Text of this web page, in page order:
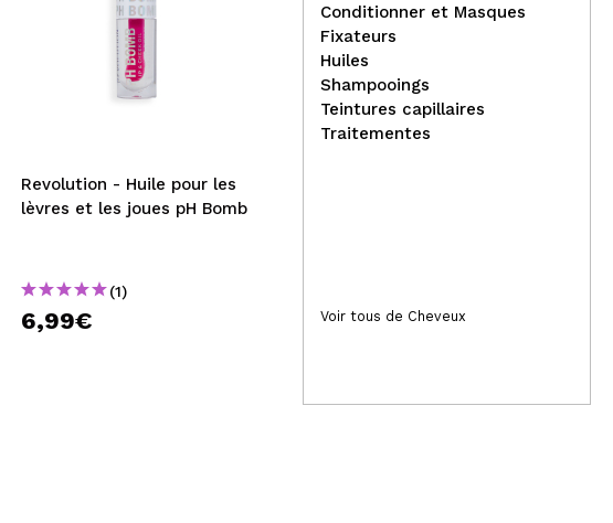
Revolution - Huile pour les
lèvres et les joues pH Bomb
(1)
6,99€
Montagne Jeunesse - 7th
Heaven - Masque Visage
Nutriactive - Acide
2,99€
Conditionner et Masques
Fixateurs
Huiles
Shampooings
Teintures capillaires
Traitementes
Voir tous de Cheveux